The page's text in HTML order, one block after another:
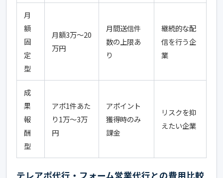
月
額
固
定
型
月額3万〜20
万円
月間送信件
数の上限あ
り
継続的な配
信を行う企
業
成
果
報
酬
型
アポ1件あた
り1万〜3万
円
アポイント
獲得時のみ
課金
リスクを抑
えたい企業
テレアポ代行・フォーム営業代行との費用比較